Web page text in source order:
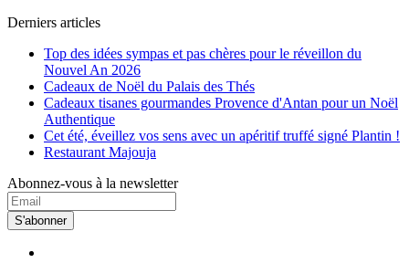
Derniers articles
Top des idées sympas et pas chères pour le réveillon du
Nouvel An 2026
Cadeaux de Noël du Palais des Thés
Cadeaux tisanes gourmandes Provence d'Antan pour un Noël
Authentique
Cet été, éveillez vos sens avec un apéritif truffé signé Plantin !
Restaurant Majouja
Abonnez-vous à la newsletter
S'abonner